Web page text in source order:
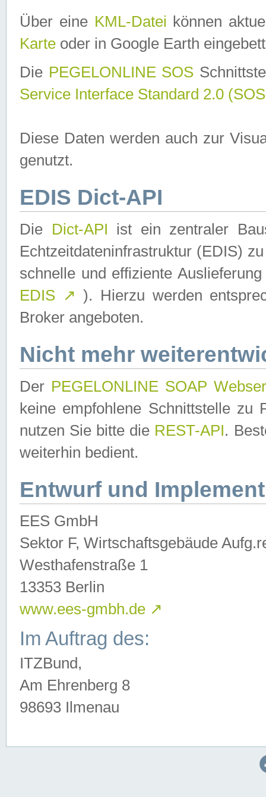
Über eine KML-Datei können
Karte oder in Google Earth
Die PEGELONLINE SOS
Service Interface Standard 2.0
Diese Daten werden auch zur
genutzt.
EDIS Dict-API
Die Dict-API ist ein zentraler
Echtzeitdateninfrastruktur (EDIS)
schnelle und effiziente
EDIS ↗ ). Hierzu werden
Broker angeboten.
Nicht mehr
Der PEGELONLINE SOAP
keine empfohlene Schnittstelle zu
nutzen Sie bitte die REST-API.
weiterhin bedient.
Entwurf und
EES GmbH
Sektor F, Wirtschaftsgebäude
Westhafenstraße 1
13353 Berlin
www.ees-gmbh.de ↗
Im Auftrag des:
ITZBund,
Am Ehrenberg 8
98693 Ilmenau